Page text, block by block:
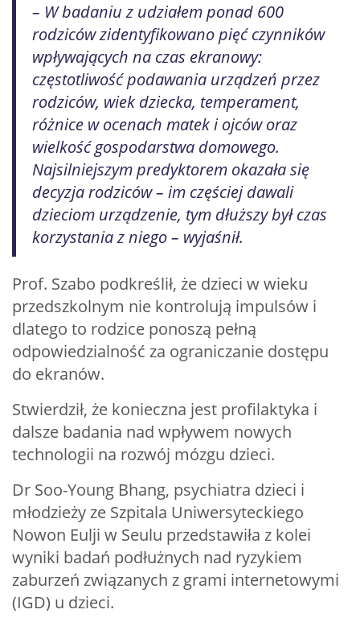
– W badaniu z udziałem ponad 600
rodziców zidentyfikowano pięć czynników
wpływających na czas ekranowy:
częstotliwość podawania urządzeń przez
rodziców, wiek dziecka, temperament,
różnice w ocenach matek i ojców oraz
wielkość gospodarstwa domowego.
Najsilniejszym predyktorem okazała się
decyzja rodziców – im częściej dawali
dzieciom urządzenie, tym dłuższy był czas
korzystania z niego – wyjaśnił.
Prof. Szabo podkreślił, że dzieci w wieku
przedszkolnym nie kontrolują impulsów i
dlatego to rodzice ponoszą pełną
odpowiedzialność za ograniczanie dostępu
do ekranów.
Stwierdził, że konieczna jest profilaktyka i
dalsze badania nad wpływem nowych
technologii na rozwój mózgu dzieci.
Dr Soo-Young Bhang, psychiatra dzieci i
młodzieży ze Szpitala Uniwersyteckiego
Nowon Eulji w Seulu przedstawiła z kolei
wyniki badań podłużnych nad ryzykiem
zaburzeń związanych z grami internetowymi
(IGD) u dzieci.